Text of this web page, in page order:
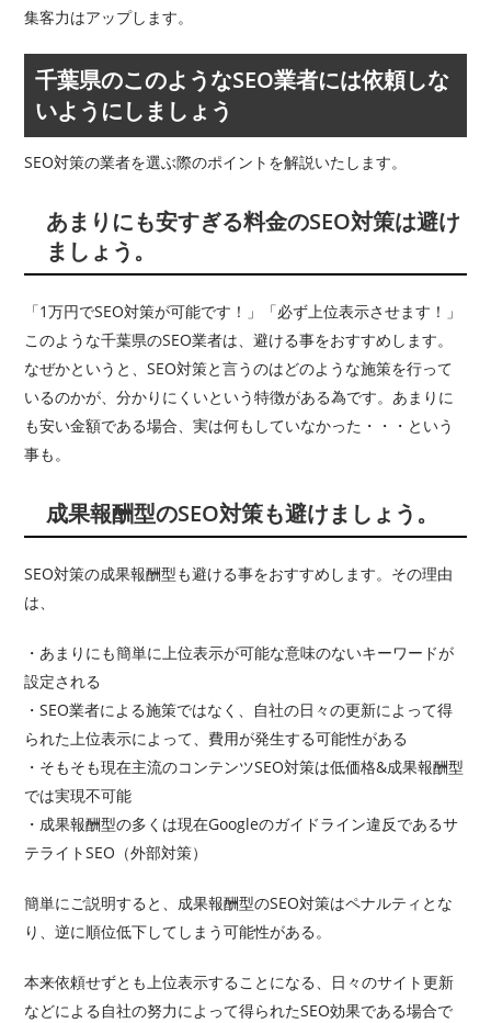
集客力はアップします。
千葉県のこのようなSEO業者には依頼しな
いようにしましょう
SEO対策の業者を選ぶ際のポイントを解説いたします。
あまりにも安すぎる料金のSEO対策は避け
ましょう。
「1万円でSEO対策が可能です！」「必ず上位表示させます！」
このような千葉県のSEO業者は、避ける事をおすすめします。
なぜかというと、SEO対策と言うのはどのような施策を行って
いるのかが、分かりにくいという特徴がある為です。あまりに
も安い金額である場合、実は何もしていなかった・・・という
事も。
成果報酬型のSEO対策も避けましょう。
SEO対策の成果報酬型も避ける事をおすすめします。その理由
は、
・あまりにも簡単に上位表示が可能な意味のないキーワードが
設定される
・SEO業者による施策ではなく、自社の日々の更新によって得
られた上位表示によって、費用が発生する可能性がある
・そもそも現在主流のコンテンツSEO対策は低価格&成果報酬型
では実現不可能
・成果報酬型の多くは現在Googleのガイドライン違反であるサ
テライトSEO（外部対策）
簡単にご説明すると、成果報酬型のSEO対策はペナルティとな
り、逆に順位低下してしまう可能性がある。
本来依頼せずとも上位表示することになる、日々のサイト更新
などによる自社の努力によって得られたSEO効果である場合で